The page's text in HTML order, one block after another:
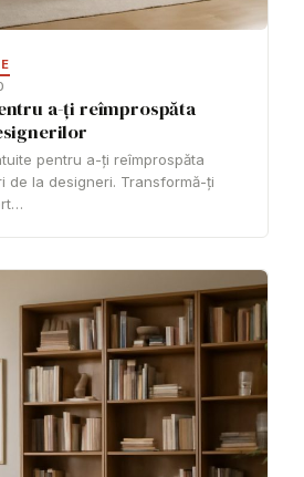
a-ți reîmprospăta
pentru a-ți reîmprospăta
de la designeri. Transformă-ți